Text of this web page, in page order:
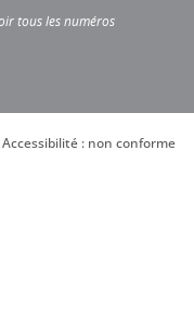
tous les numéros
Accessibilité : non conforme